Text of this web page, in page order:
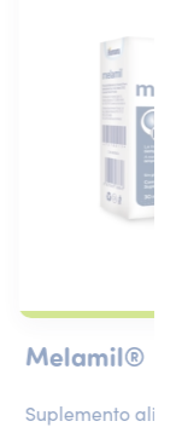
A rotina de